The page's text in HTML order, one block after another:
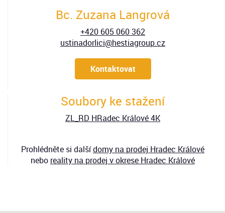
Bc. Zuzana Langrová
+420 605 060 362
ustinadorlici@hestiagroup.cz
Kontaktovat
Soubory ke stažení
ZL_RD HRadec Králové 4K
Prohlédněte si dalšídomy na prodej Hradec Králové
nebo reality na prodej v okrese Hradec Králové